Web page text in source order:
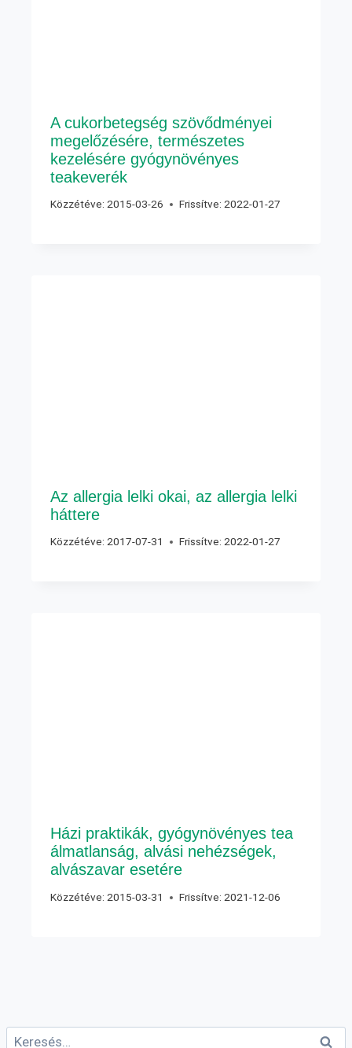
A cukorbetegség szövődményei
megelőzésére, természetes
kezelésére gyógynövényes
teakeverék
Közzétéve: 2015-03-26 Frissítve: 2022-01-27
Az allergia lelki okai, az allergia lelki
háttere
Közzétéve: 2017-07-31 Frissítve: 2022-01-27
Házi praktikák, gyógynövényes tea
álmatlanság, alvási nehézségek,
alvászavar esetére
Közzétéve: 2015-03-31 Frissítve: 2021-12-06
Keresés: